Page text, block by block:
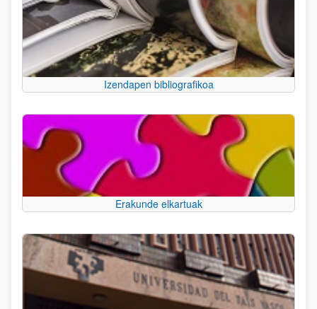
Izendapen bibliografikoa
Erakunde elkartuak